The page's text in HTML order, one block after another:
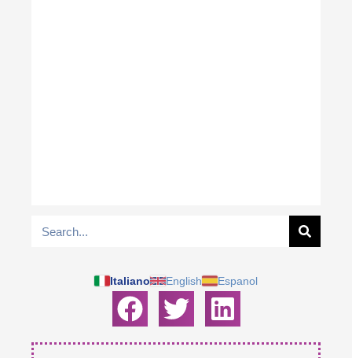
Italiano English Espanol